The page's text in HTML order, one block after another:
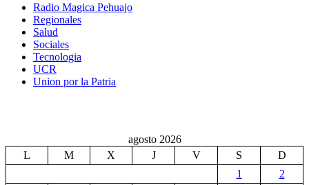
Radio Magica Pehuajo
Regionales
Salud
Sociales
Tecnologia
UCR
Union por la Patria
agosto 2026
L
M X J V S
D
1
2